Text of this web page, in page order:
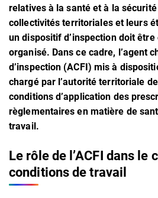
relatives à la santé et à la
collectivités territoriales et leurs
un dispositif d’inspection doit
organisé. Dans ce cadre, l’agent
d’inspection (ACFI) mis à
chargé par l’autorité territoriale
conditions d’application des
règlementaires en matière de
travail.
Le rôle de l’ACFI dans le
conditions de travail